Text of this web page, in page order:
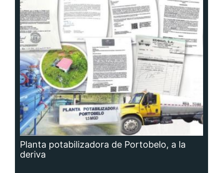
Planta potabilizadora de Portobelo, a la
deriva